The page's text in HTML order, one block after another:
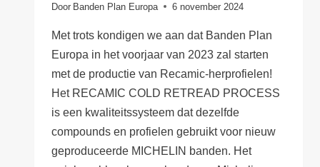
Door Banden Plan Europa 6 november 2024
Met trots kondigen we aan dat Banden Plan
Europa in het voorjaar van 2023 zal starten
met de productie van Recamic-herprofielen!
Het RECAMIC COLD RETREAD PROCESS
is een kwaliteitssysteem dat dezelfde
compounds en profielen gebruikt voor nieuw
geproduceerde MICHELIN banden. Het